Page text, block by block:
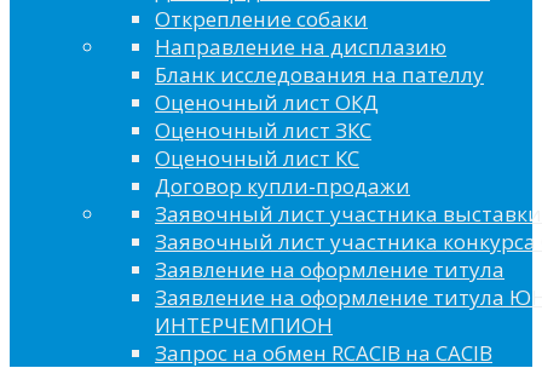
Открепление собаки
Направление на дисплазию
Бланк исследования на пателлу
Оценочный лист ОКД
Оценочный лист ЗКС
Оценочный лист КС
Договор купли-продажи
Заявочный лист участника выставки
Заявочный лист участника конкурса
Заявление на оформление титула
Заявление на оформление титула
ИНТЕРЧЕМПИОН
Запрос на обмен RCACIB на CACIB